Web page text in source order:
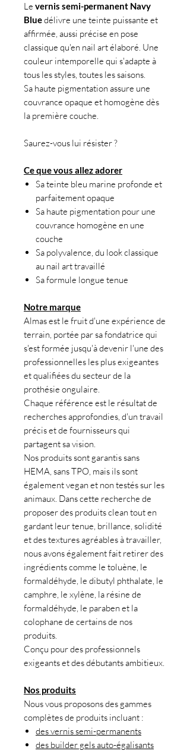
Le vernis semi-permanent Navy
Bluedélivre une teinte puissante et
affirmée, aussi précise en pose
classique qu'en nail art élaboré. Une
couleur intemporelle qui s'adapte à
tous les styles, toutes les saisons.
Sa haute pigmentation assure une
couvrance opaque et homogène dès
la première couche.
Saurez-vous lui résister ?
Ce que vous allez adorer
Sa teinte bleu marine profonde et
parfaitement opaque
Sa haute pigmentation pour une
couvrance homogène en une
couche
Sa polyvalence, du look classique
au nail art travaillé
Sa formule longue tenue
Notre marque
Almas est le fruit d'une expérience de
terrain, portée par sa fondatrice qui
s'est formée jusqu'à devenir l'une des
professionnelles les plus exigeantes
et qualifiées du secteur de la
prothésie ongulaire.
Chaque référence est le résultat de
recherches approfondies, d'un travail
précis et de fournisseurs qui
partagent sa vision.
Nos produits sont garantis sans
HEMA, sans TPO, mais ils sont
également vegan et non testés sur les
animaux. Dans cette recherche de
proposer des produits clean tout en
gardant leur tenue, brillance, solidité
et des textures agréables à travailler,
nous avons également fait retirer des
ingrédients comme le toluène, le
formaldéhyde, le dibutyl phthalate, le
camphre, le xylène, la résine de
formaldéhyde, le paraben et la
colophane de certains de nos
produits.
Conçu pour des professionnels
exigeants et des débutants ambitieux.
Nos produits
Nous vous proposons des gammes
complètes de produits incluant :
des vernis semi-permanents
des builder gels auto-égalisants